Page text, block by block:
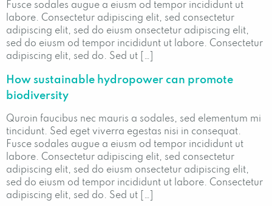
Fusce sodales augue a eiusm od tempor incididunt ut
labore. Consectetur adipiscing elit, sed consectetur
adipiscing elit, sed do eiusm onsectetur adipiscing elit,
sed do eiusm od tempor incididunt ut labore. Consectetur
adipiscing elit, sed do. Sed ut […]
How sustainable hydropower can promote
biodiversity
Quroin faucibus nec mauris a sodales, sed elementum mi
tincidunt. Sed eget viverra egestas nisi in consequat.
Fusce sodales augue a eiusm od tempor incididunt ut
labore. Consectetur adipiscing elit, sed consectetur
adipiscing elit, sed do eiusm onsectetur adipiscing elit,
sed do eiusm od tempor incididunt ut labore. Consectetur
adipiscing elit, sed do. Sed ut […]